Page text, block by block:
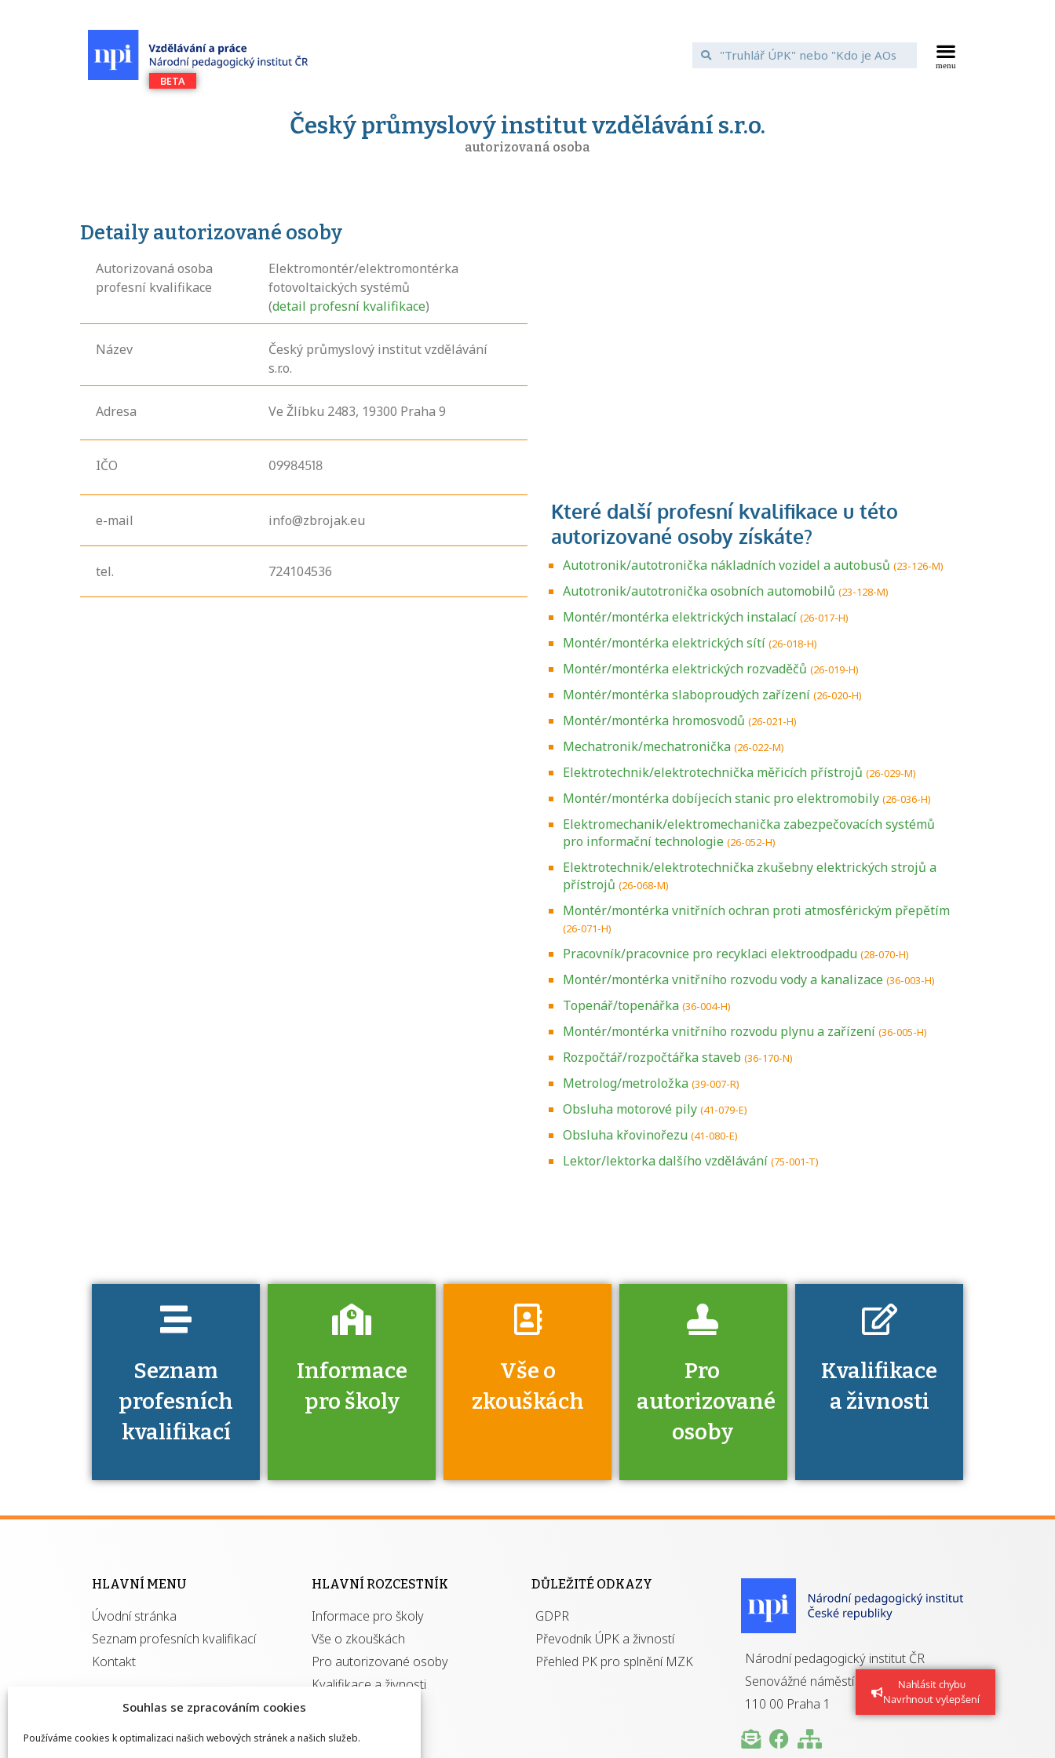
Souhlas se zpracováním cookies
Používáme cookies k optimalizaci našich webových stránek a našich služeb.
Nahlásit chybu
Navrhnout vylepšení
Český průmyslový institut vzdělávání s.r.o.
autorizovaná osoba
Detaily autorizované osoby
Autorizovaná osoba
profesní kvalifikace
Elektromontér/elektromontérka
fotovoltaických systémů
(detail profesní kvalifikace)
Název
Český průmyslový institut vzdělávání
s.r.o.
Adresa Ve Žlíbku 2483, 19300 Praha 9
IČO 09984518
e-mail info@zbrojak.eu
tel. 724104536 Autotronik/autotronička nákladních vozidel a autobusů (23-126-M)
Autotronik/autotronička osobních automobilů (23-128-M)
Montér/montérka elektrických instalací (26-017-H)
Montér/montérka elektrických sítí (26-018-H)
Montér/montérka elektrických rozvaděčů (26-019-H)
Montér/montérka slaboproudých zařízení (26-020-H)
Montér/montérka hromosvodů (26-021-H)
Mechatronik/mechatronička (26-022-M)
Elektrotechnik/elektrotechnička měřicích přístrojů (26-029-M)
Montér/montérka dobíjecích stanic pro elektromobily (26-036-H)
Elektromechanik/elektromechanička zabezpečovacích systémů
pro informační technologie (26-052-H)
Elektrotechnik/elektrotechnička zkušebny elektrických strojů a
přístrojů (26-068-M)
Montér/montérka vnitřních ochran proti atmosférickým přepětím
(26-071-H)
Pracovník/pracovnice pro recyklaci elektroodpadu (28-070-H)
Montér/montérka vnitřního rozvodu vody a kanalizace (36-003-H)
Topenář/topenářka (36-004-H)
Montér/montérka vnitřního rozvodu plynu a zařízení (36-005-H)
Rozpočtář/rozpočtářka staveb (36-170-N)
Metrolog/metroložka (39-007-R)
Obsluha motorové pily (41-079-E)
Obsluha křovinořezu (41-080-E)
Lektor/lektorka dalšího vzdělávání (75-001-T)
Seznam
profesních
kvalifikací
Informace
pro školy
Víte, že jako škola
kvalifikací jisté
získávání
autorizací?
Vše o
zkouškách
Zjistěte, jak se
přihlásit ke
Pro
autorizované
osoby
výhody má získání
Kvalifikace
a živnosti
HLAVNÍ MENU
Úvodní stránka
Seznam profesních kvalifikací
Kontakt
HLAVNÍ ROZCESTNÍK
Informace pro školy
Vše o zkouškách
Pro autorizované osoby
Kvalifikace a živnosti
DŮLEŽITÉ ODKAZY
GDPR
Převodník ÚPK a živností
Přehled PK pro splnění MZK
Národní pedagogický institut ČR
Senovážné náměstí 25
110 00 Praha 1